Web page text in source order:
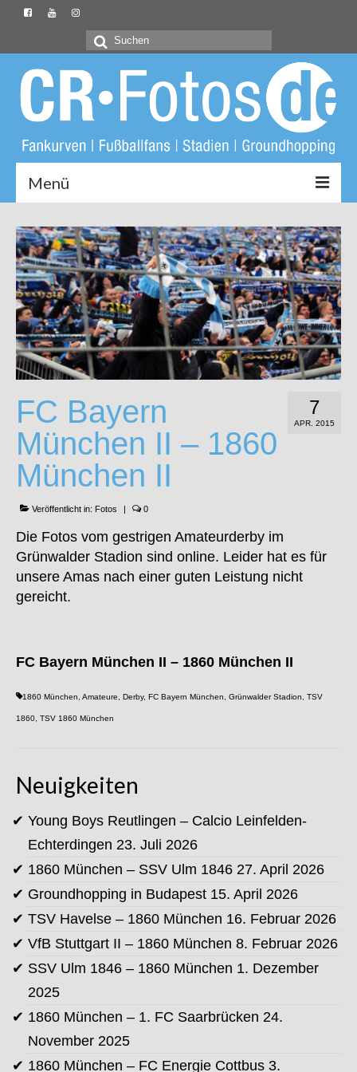
Suchen
Menü
Startseite
CR-Fotos.de
Groundliste
Fotos
Buch: Unter Löwen
7
APR. 2015
FC Bayern
München II – 1860
München II
Veröffentlicht in: Fotos 0
Die Fotos vom gestrigen Amateurderby im
Grünwalder Stadion sind online. Leider hat es für
unsere Amas nach einer guten Leistung nicht
gereicht.
FC Bayern München II – 1860 München II
1860 München, Amateure, Derby, FC Bayern München, Grünwalder Stadion, TSV
1860, TSV 1860 München
Neuigkeiten
Young Boys Reutlingen – Calcio Leinfelden-
Echterdingen 23. Juli 2026
1860 München – SSV Ulm 1846 27. April 2026
Groundhopping in Budapest 15. April 2026
TSV Havelse – 1860 München 16. Februar 2026
VfB Stuttgart II – 1860 München 8. Februar 2026
SSV Ulm 1846 – 1860 München 1. Dezember
2025
1860 München – 1. FC Saarbrücken 24.
November 2025
1860 München – FC Energie Cottbus 3.